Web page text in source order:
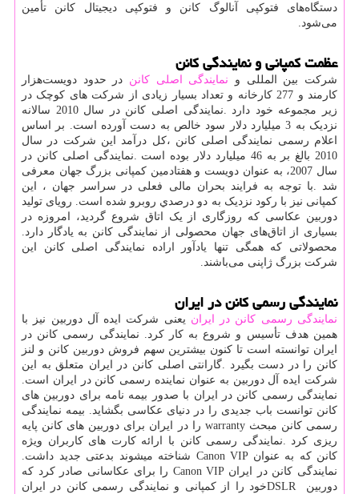
دستگاه‌های فتوکپی آنالوگ کانن و فتوکپی دیجیتال کانن تأمین
می‌شود
عظمت کمپانی و نمایندگی کانن
شرکت بین المللی و نمایندگی اصلی کانن در حدود دویست‌هزار
کارمند و 277 کارخانه و تعداد بسیار زیادی از شرکت های کوچک در
زیر مجموعه خود دارد
نمایندگی اصلی کانن در سال 2010 سالانه
نزدیک به 3 ميليارد دلار سود خالص به دست آورده است. بر اساس
اعلام رسمی نمایندگی اصلی کانن ،کل درآمد این شرکت در سال
2010 بالغ بر به 46 ميليارد دلار بوده است
نمایندگی اصلی کانن در
سال 2007، به عنوان دویست و هفتادمین کمپانی بزرگ جهان معرفی
شد
با توجه به فرایند بحران مالی فعلی در سراسر جهان ، این
کمپانی نیز با رکود نزدیک به دو درصدي روبرو شده است. رویای تولید
دوربین عکاسی که روزگاری از یک اتاق شروع گردید، امروزه در
بسیاری از اتاق‌های جهان محصولی از نمایندگی کانن به یادگار دارد.
محصولاتی که همگی تنها یادآور اراده نمایندگی اصلی کانن این
شرکت بزرگ ژاپنی می‌باشند.
نمایندگی رسمی کانن در ایران
نمایندگی رسمی کانن در ایران یعنی شرکت ایده آل دوربین نیز با
همین هدف تأسیس و شروع به کار کرد. نمایندگی رسمی کانن در
ایران توانسته است تا کنون بیشترین سهم فروش دوربین کانن و لنز
کانن را در دست بگیرد
گارانتی اصلی کانن در ایران متعلق به این
شرکت ایده آل دوربین به عنوان نماینده رسمی کانن در ایران است.
نمایندگی رسمی کانن در ایران با صدور بیمه نامه برای دوربین های
کانن توانست باب جدیدی را در دنیای عکاسی بگشاید. بیمه نمایندگی
رسمی کانن مبحث warranty را در ایران برای دوربین های کانن پایه
ریزی کرد
نمایندگی رسمی کانن با ارائه کارت های کاربران ویژه
کانن که به عنوان Canon VIP شناخته میشوند بدعتی جدید داشت
نمایندگی کانن در ایران Canon VIP را برای عکاسانی صادر کرد که
دوربین
DSLRخود را از کمپانی و نمایندگی رسمی کانن در ایران